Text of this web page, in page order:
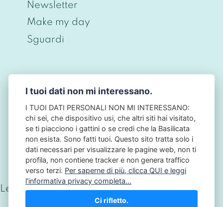
Newsletter
Make my day
Sguardi
© CHRISTIAN BERNIERI 2026 - P.IVA
ITO698O43O968 - PRIVACY BY DESIGN • NO
TRACKING • NO COOKIES - NB: QUESTO SITO
NON HA ALCUN LEGAME CON L'AUTORITÀ
GARANTE PER LA PROTEZIONE DEI DATI
PERSONALI: IL GARANTE PRIVACY.
Letture totali:190.165
I tuoi dati non mi interessano.
I TUOI DATI PERSONALI NON MI INTERESSANO:
chi sei, che dispositivo usi, che altri siti hai visitato,
se ti piacciono i gattini o se credi che la Basilicata
non esista. Sono fatti tuoi. Questo sito tratta solo i
dati necessari per visualizzare le pagine web, non ti
profila, non contiene tracker e non genera traffico
verso terzi. Per saperne di più, clicca QUI e leggi
l'informativa privacy completa...
Ci rifletto.